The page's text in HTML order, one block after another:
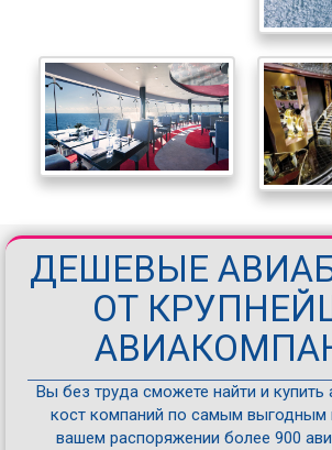
ДЕШЕВЫЕ
ОТ
Вы без труда сможете найти и купить
кост компаний по самым выгодным
вашем распоряжении более 900